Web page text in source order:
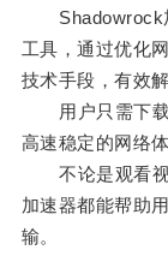
Shadowrock加
工具，通过优化
技术手段，有效
用户只需下载
高速稳定的网络体
不论是观看视
加速器都能帮助
输。